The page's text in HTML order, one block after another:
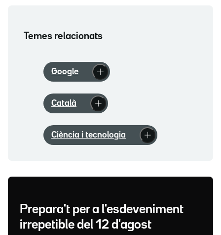
Temes relacionats
Google
Català
Ciència i tecnologia
Prepara't per a l'esdeveniment
irrepetible del 12 d'agost